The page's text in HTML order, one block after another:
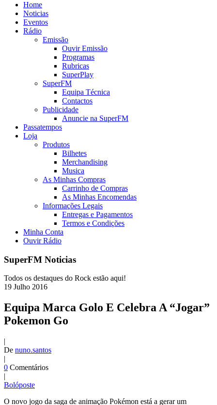
Home
Noticias
Eventos
Rádio
Emissão
Ouvir Emissão
Programas
Rubricas
SuperPlay
SuperFM
Equipa Técnica
Contactos
Publicidade
Anuncie na SuperFM
Passatempos
Loja
Produtos
Bilhetes
Merchandising
Musica
As Minhas Compras
Carrinho de Compras
As Minhas Encomendas
Informações Legais
Entregas e Pagamentos
Termos e Condições
Minha Conta
Ouvir Rádio
SuperFM Noticias
Todos os destaques do Rock estão aqui!
19 Julho 2016
Equipa Marca Golo E Celebra A “Jogar”
Pokemon Go
|
De nuno.santos
|
0 Comentários
|
Bolóposte
O novo jogo da saga de animação Pokémon está a gerar um